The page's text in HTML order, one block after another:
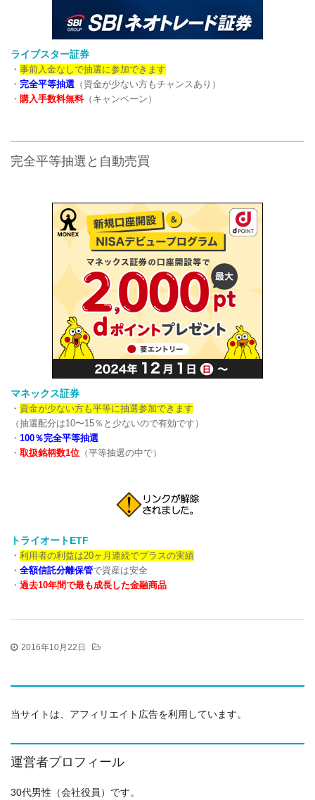
ライブスター証券
・ 事前入金なしで抽選に参加できます
・ 完全平等抽選 （資金が少ない方もチャンスあり）
・ 購入手数料無料（キャンペーン）
完全平等抽選と自動売買
マネックス証券
・ 資金が少ない方も平等に抽選参加できます
（抽選配分は10〜15％と少ないので有効です）
・ 100％完全平等抽選
・ 取扱銘柄数1位 （平等抽選の中で）
トライオートETF
・ 利用者の利益は20ヶ月連続でプラスの実績
・ 全額信託分離保管で資産は安全
・ 過去10年間で最も成長した金融商品
2016年10月22日
当サイトは、アフィリエイト広告を利用しています。
運営者プロフィール
30代男性（会社役員）です。